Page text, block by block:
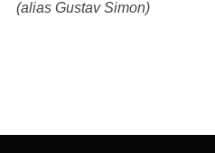
(alias Gustav Simon)